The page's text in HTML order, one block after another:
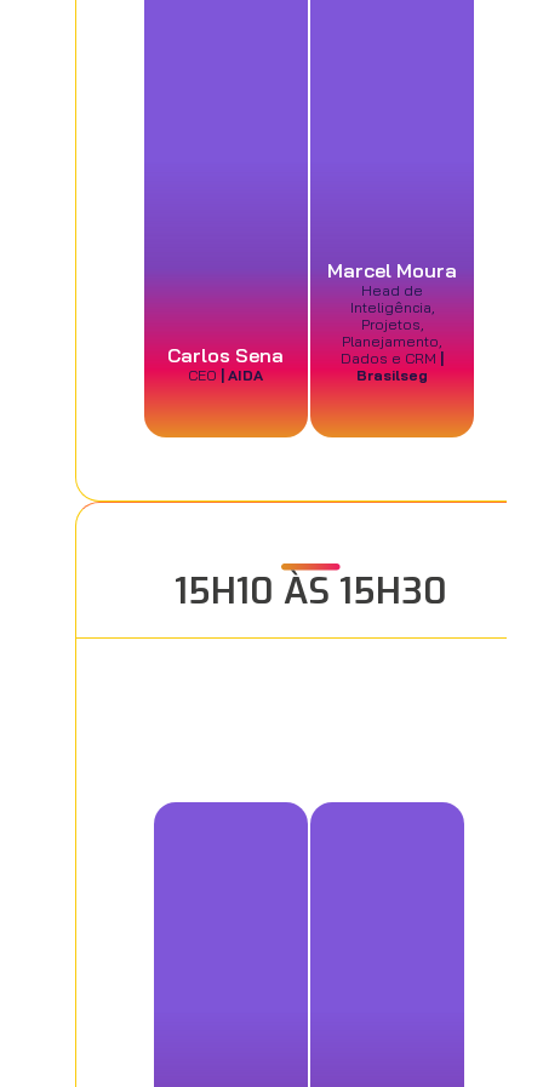
Carlos Sena
CEO | AIDA
Marcel Moura
Head de
Inteligência,
Projetos,
Planejamento,
Dados e CRM
Brasilseg
15H10 ÀS 15H30